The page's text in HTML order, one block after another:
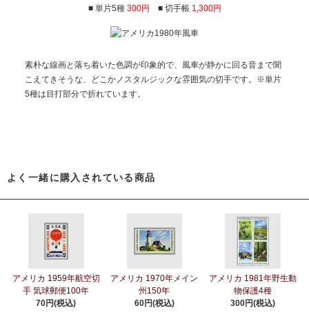
■ 単片5種 300円 ■ 切手帳 1,300円
素朴な線画と落ち着いた色調が印象的で、風車が静かに回る音まで聞
こえてきそうな、どこかノスタルジックな雰囲気の切手です。※単片
5種は目打部分で折れています。
よく一緒に購入されている商品
アメリカ 1959年航空切
手 気球郵便100年
70円(税込)
アメリカ 1970年メイン
州150年
60円(税込)
アメリカ 1981年野生動
物保護4種
300円(税込)